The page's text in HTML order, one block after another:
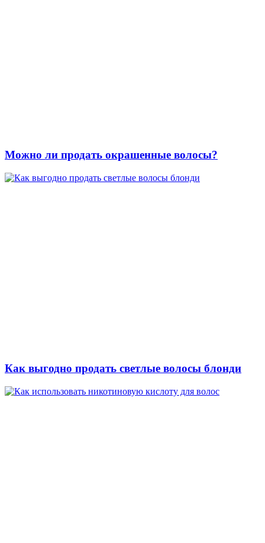
Можно ли продать окрашенные волосы?
Как выгодно продать светлые волосы блонди